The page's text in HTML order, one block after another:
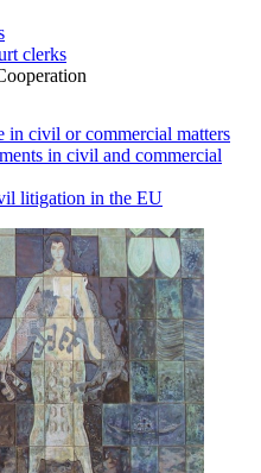
clerks
in civil or commercial matters
in civil and commercial
litigation in the EU